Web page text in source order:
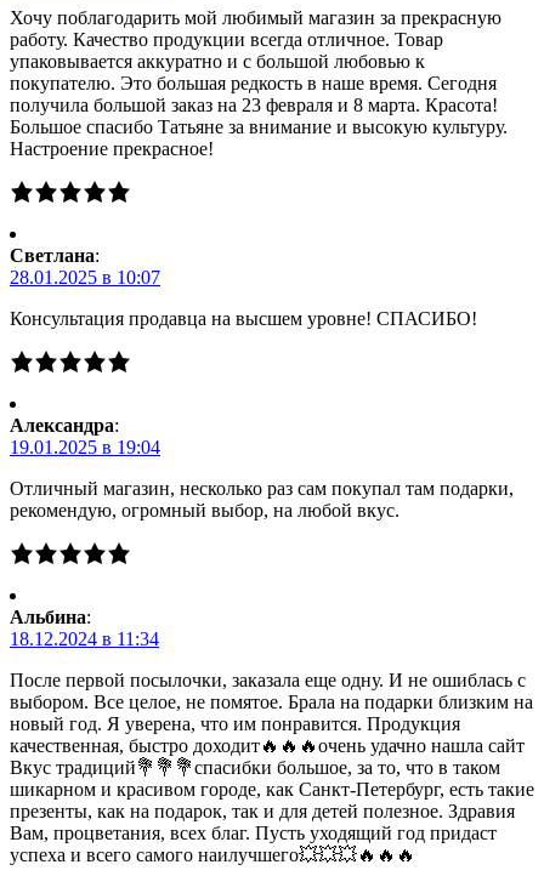
Хочу поблагодарить мой любимый магазин за прекрасную
работу. Качество продукции всегда отличное. Товар
упаковывается аккуратно и с большой любовью к
покупателю. Это большая редкость в наше время. Сегодня
получила большой заказ на 23 февраля и 8 марта. Красота!
Большое спасибо Татьяне за внимание и высокую культуру.
Настроение прекрасное!
Светлана:
28.01.2025 в 10:07
Консультация продавца на высшем уровне! СПАСИБО!
Александра:
19.01.2025 в 19:04
Отличный магазин, несколько раз сам покупал там подарки,
рекомендую, огромный выбор, на любой вкус.
Альбина:
18.12.2024 в 11:34
После первой посылочки, заказала еще одну. И не ошиблась с
выбором. Все целое, не помятое. Брала на подарки близким на
новый год. Я уверена, что им понравится. Продукция
качественная, быстро доходит🔥🔥🔥очень удачно нашла сайт
Вкус традиций💐💐💐спасибки большое, за то, что в таком
шикарном и красивом городе, как Санкт-Петербург, есть такие
презенты, как на подарок, так и для детей полезное. Здравия
Вам, процветания, всех благ. Пусть уходящий год придаст
успеха и всего самого наилучшего💥💥💥🔥🔥🔥